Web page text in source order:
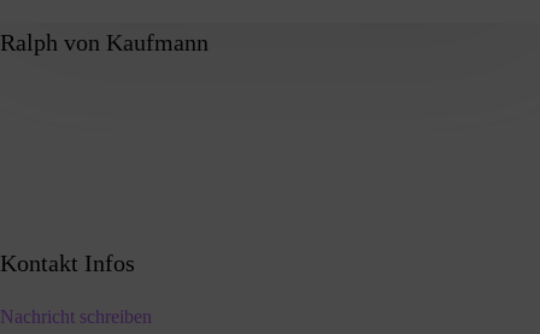
Ralph von Kaufmann
Kontakt Infos
Nachricht schreiben